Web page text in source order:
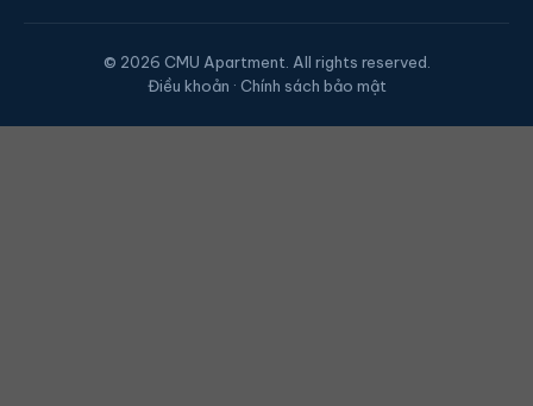
© 2026 CMU Apartment. All rights reserved.
Điều khoản · Chính sách bảo mật